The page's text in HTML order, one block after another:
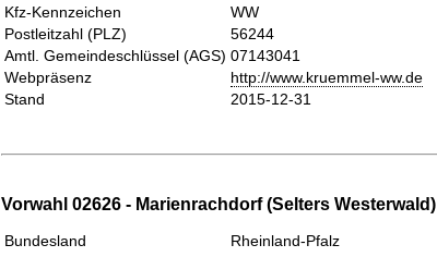
Kfz-Kennzeichen
WW
Postleitzahl (PLZ)
56244
Amtl. Gemeindeschlüssel (AGS) 07143041
Webpräsenz
http://www.kruemmel-ww.de
Stand
2015-12-31
Vorwahl 02626 - Marienrachdorf (Selters Westerwald)
Bundesland
Rheinland-Pfalz